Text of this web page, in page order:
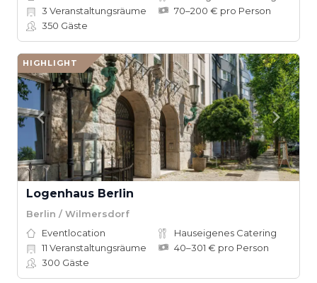
3 Veranstaltungsräume
70–200 € pro Person
350 Gäste
HIGHLIGHT
Logenhaus Berlin
Berlin / Wilmersdorf
Eventlocation
Hauseigenes Catering
11 Veranstaltungsräume
40–301 € pro Person
300 Gäste